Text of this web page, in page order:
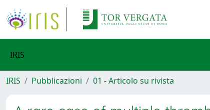
IRIS
IRIS Pubblicazioni 01 - Articolo su rivista